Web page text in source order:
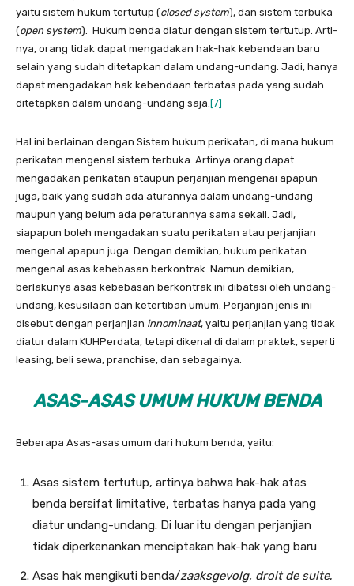
yaitu sistem hukum tertutup (closed system), dan sistem terbuka
(open system). Hukum benda diatur dengan sistem tertutup. Arti­
nya, orang tidak dapat mengadakan hak-hak kebendaan baru
se­lain yang sudah ditetapkan dalam undang-undang. Jadi, hanya
da­pat mengadakan hak kebendaan terbatas pada yang sudah
dite­tapkan dalam undang-undang saja.[7]
Hal ini berlainan dengan Sistem hukum perikatan, di mana hukum
perikatan mengenal sistem terbuka. Artinya orang dapat
mengadakan perikatan ataupun perjanjian mengenai apapun
juga, baik yang sudah ada aturannya dalam undang-undang
mau­pun yang belum ada peraturannya sama sekali. Jadi,
siapapun bo­leh mengadakan suatu perikatan atau perjanjian
mengenal apa­pun juga. Dengan demikian, hukum perikatan
mengenal asas ke­hebasan berkontrak. Namun demikian,
berlakunya asas kebebasan berkontrak ini dibatasi oleh undang-
undang, kesusilaan dan ketertiban umum. Perjanjian jenis ini
disebut dengan perjanjian innominaat, yaitu perjanjian yang tidak
diatur dalam KUHPerdata, tetapi dikenal di dalam praktek, seperti
leasing, beli sewa, pranchise, dan sebagainya.
ASAS-ASAS UMUM HUKUM BENDA
Beberapa Asas-asas umum dari hukum benda, yaitu:
Asas sistem tertutup, artinya bahwa hak-hak atas
benda bersifat limitative, terbatas hanya pada yang
diatur undang-undang. Di luar itu dengan perjanjian
tidak diperkenankan menciptakan hak-hak yang baru
Asas hak mengikuti benda/zaaksgevolg, droit de suite,